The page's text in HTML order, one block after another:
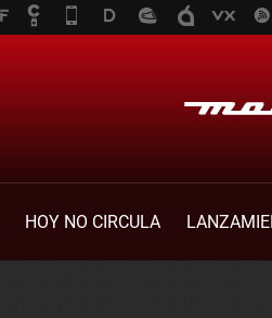
HOY NO CIRCULA